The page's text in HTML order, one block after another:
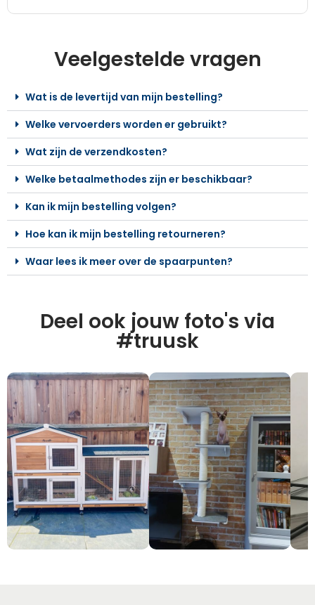
Veelgestelde vragen
Wat is de levertijd van mijn bestelling?
Welke vervoerders worden er gebruikt?
Wat zijn de verzendkosten?
Welke betaalmethodes zijn er beschikbaar?
Kan ik mijn bestelling volgen?
Hoe kan ik mijn bestelling retourneren?
Waar lees ik meer over de spaarpunten?
Deel ook jouw foto's via
#truusk